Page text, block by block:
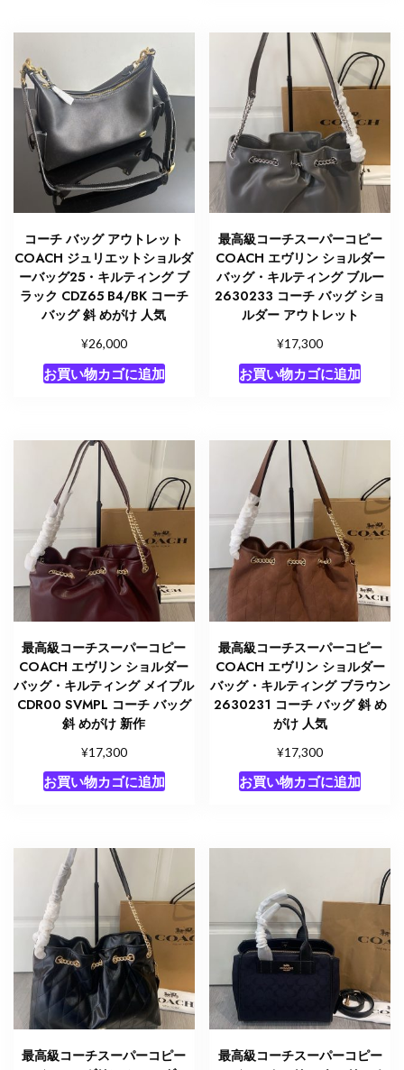
コーチ バッグ アウトレット
COACH ジュリエットショルダ
ーバッグ25・キルティング ブ
ラック CDZ65 B4/BK コーチ
バッグ 斜 めがけ 人気
¥26,000
お買い物カゴに追加
最高級コーチスーパーコピー
COACH エヴリン ショルダー
バッグ・キルティング ブルー
2630233 コーチ バッグ ショ
ルダー アウトレット
¥17,300
お買い物カゴに追加
最高級コーチスーパーコピー
COACH エヴリン ショルダー
バッグ・キルティング メイプル
CDR00 SVMPL コーチ バッグ
斜 めがけ 新作
¥17,300
お買い物カゴに追加
最高級コーチスーパーコピー
COACH エヴリン ショルダー
バッグ・キルティング ブラウン
2630231 コーチ バッグ 斜 め
がけ 人気
¥17,300
お買い物カゴに追加
最高級コーチスーパーコピー
最高級コーチスーパーコピー